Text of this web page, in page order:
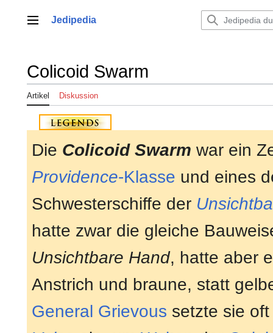
springenHauptmenü
Jedipedia
Colicoid Swarm
Artikel Diskussion
Die Colicoid Swarm war ein
Providence-Klasse und eines
Schwesterschiffe der
hatte zwar die gleiche
Unsichtbare Hand, hatte aber
Anstrich und braune, statt
General Grievous setzte sie